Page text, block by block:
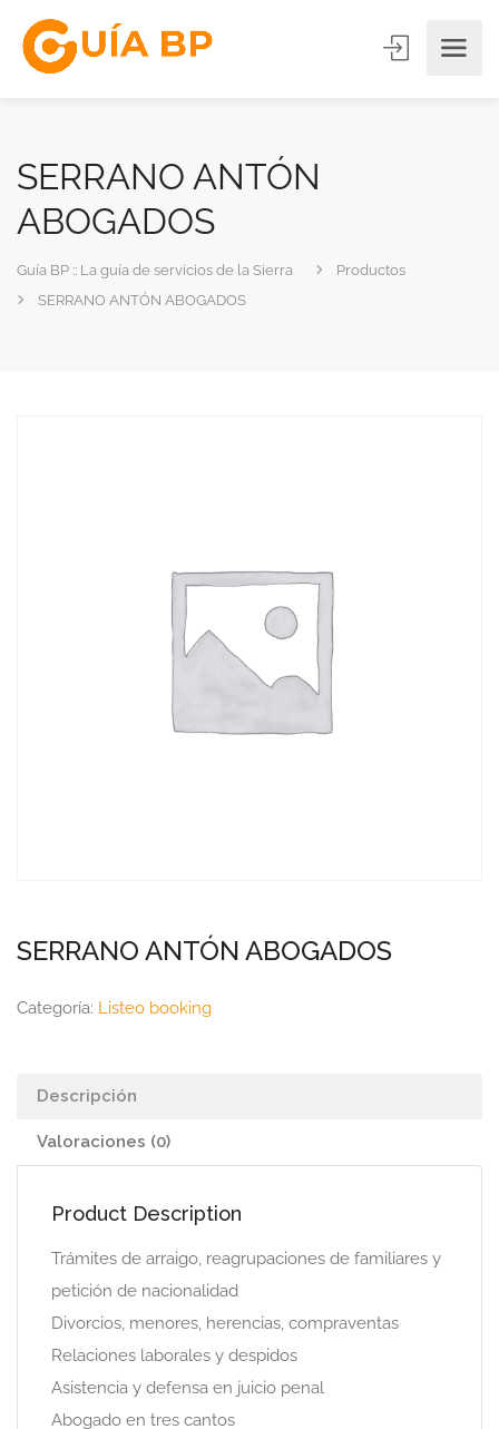
SERRANO ANTÓN
ABOGADOS
Guía BP :: La guía de servicios de la Sierra
Productos
SERRANO ANTÓN ABOGADOS
SERRANO ANTÓN ABOGADOS
Categoría: Listeo booking
Descripción
Valoraciones (0)
Product Description
Trámites de arraigo, reagrupaciones de familiares y
petición de nacionalidad
Divorcios, menores, herencias, compraventas
Relaciones laborales y despidos
Asistencia y defensa en juicio penal
Abogado en tres cantos